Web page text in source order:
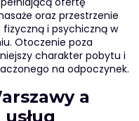
oraz przestrzenie
i psychiczną w
Otoczenie poza
charakter pobytu i
na odpoczynek.
a